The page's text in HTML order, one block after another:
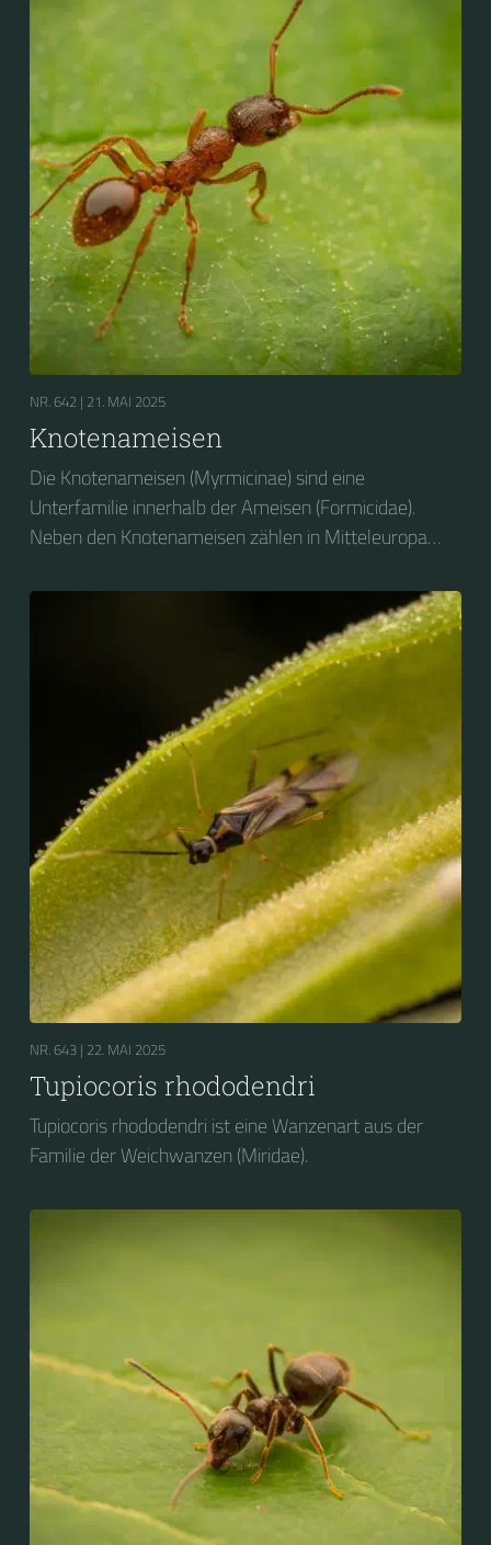
NR. 642 | 21. MAI 2025
Knotenameisen
Die Knotenameisen (Myrmicinae) sind eine
Unterfamilie innerhalb der Ameisen (Formicidae).
Neben den Knotenameisen zählen in Mitteleuropa
Urameisen (Ponerinae) und die Drüsenameisen
(Dolichoderinae) zu den verbreiteten Ameisengruppen.
NR. 643 | 22. MAI 2025
Tupiocoris rhododendri
Tupiocoris rhododendri ist eine Wanzenart aus der
Familie der Weichwanzen (Miridae).